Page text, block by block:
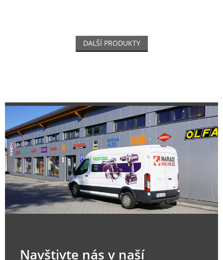
DALŠÍ PRODUKTY
Navštivte nás v naší